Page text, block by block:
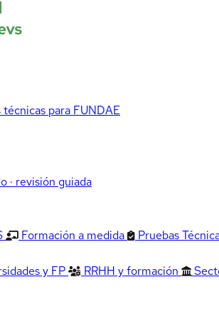
para FUNDAE
· revisión guiada
Formación a medida Pruebas
y FP RRHH y formación